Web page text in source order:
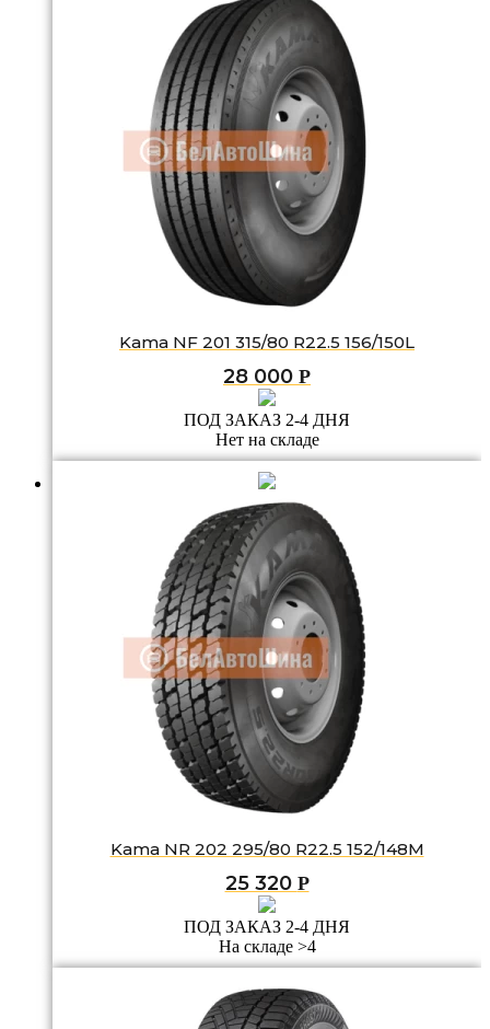
Kama NF 201 315/80 R22.5 156/150L
28 000 Р
ПОД ЗАКАЗ 2-4 ДНЯ
Нет на складе
Kama NR 202 295/80 R22.5 152/148M
25 320 Р
ПОД ЗАКАЗ 2-4 ДНЯ
На складе >4